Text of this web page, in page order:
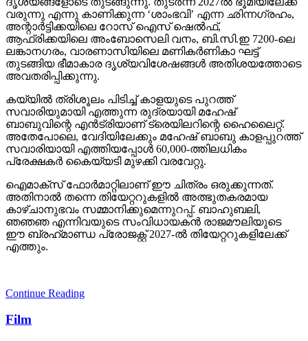
വരുന്നു എന്നു കാണിക്കുന്ന ‘ശാംഭവി’ എന്ന ഛിന്നഗ്രഹം,
അന്റാര്‍ട്ടിക്കയിലെ റോസ് ഐസ് ഷെല്‍ഫ്,
ആഫ്രിക്കയിലെ അംബോസെലി വനം, ബി.സി.ഇ 7200-ലെ
ലങ്കാനഗരം, വാരണാസിയിലെ മണികര്‍ണികാ ഘട്ട്
തുടങ്ങിയ ഭീമാകാര ദൃശ്യവിശേഷങ്ങള്‍ അതിശയത്തോടെ
അവതരിപ്പിക്കുന്നു.
കയ്യില്‍ ത്രിശൂലം പിടിച്ച് കാളയുടെ പുറത്ത്
സവാരിയുമായി എത്തുന്ന രുദ്രയായി മഹേഷ്
ബാബുവിന്റെ എന്‍ട്രിയാണ് ട്രെയിലറിന്റെ ഹൈലൈറ്റ്.
അതേപോലെ, വേദിയിലേക്കും മഹേഷ് ബാബു കാളപ്പുറത്ത്
സവാരിയായി എത്തിയപ്പോള്‍ 60,000-ത്തിലധികം
പ്രേക്ഷകര്‍ കൈയ്യടി മുഴക്കി വരവേറ്റു.
ഐമാക്‌സ് ഫോര്‍മാറ്റിലാണ് ഈ ചിത്രം ഒരുക്കുന്നത്.
അതിനാല്‍ തന്നെ തിയേറ്ററുകളില്‍ അത്ഭുതകരമായ
കാഴ്ചാനുഭവം സമ്മാനിക്കുമെന്നുറപ്പ്. ബാഹുബലി,
ഞഞഞ എന്നിവയുടെ സംവിധായകന്‍ രാജമൗലിയുടെ
ഈ ബ്രഹ്‌മാണ്ഡ പ്രോജക്റ്റ് 2027-ല്‍ തിയേറ്ററുകളിലേക്ക്
എത്തും.
Continue Reading
Film